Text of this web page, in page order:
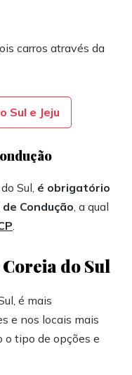
carros através da
Sul e Jeju
Sul, é obrigatório
Condução, a qual
.
do Sul
é mais
e nos locais mais
o tipo de opções e